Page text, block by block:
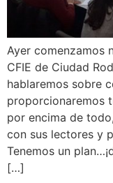
Ayer comenzamos
CFIE de Ciudad
hablaremos sobre
proporcionaremos
por encima de
con sus lectores y
Tenemos un
[…]